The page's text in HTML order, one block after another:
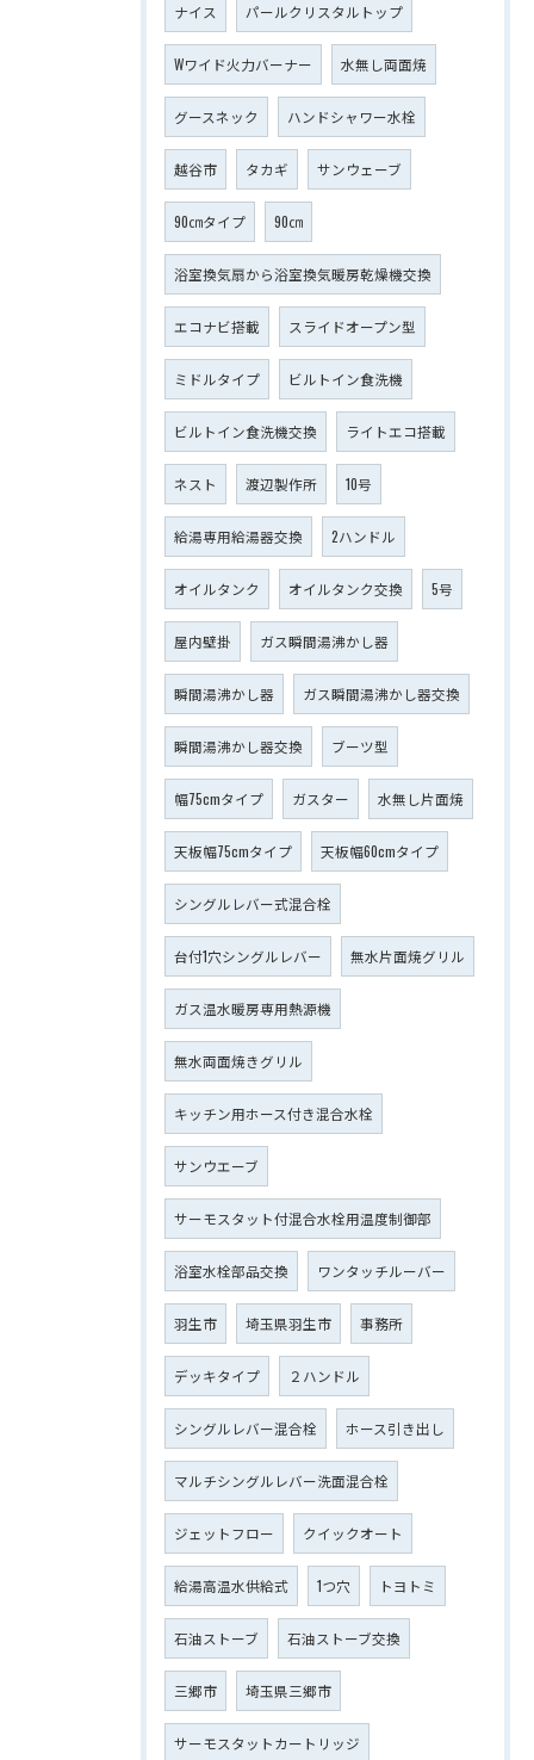
ナイス パールクリスタルトップ
Wワイド火力バーナー 水無し両面焼
グースネック ハンドシャワー水栓
越谷市 タカギ サンウェーブ
90㎝タイプ 90㎝
浴室換気扇から浴室換気暖房乾燥機交換
エコナビ搭載 スライドオープン型
ミドルタイプ ビルトイン食洗機
ビルトイン食洗機交換 ライトエコ搭載
ネスト 渡辺製作所 10号
給湯専用給湯器交換 2ハンドル
オイルタンク オイルタンク交換 5号
屋内壁掛 ガス瞬間湯沸かし器
瞬間湯沸かし器 ガス瞬間湯沸かし器交換
瞬間湯沸かし器交換 ブーツ型
幅75cmタイプ ガスター 水無し片面焼
天板幅75cmタイプ 天板幅60cmタイプ
シングルレバー式混合栓
台付1穴シングルレバー 無水片面焼グリル
ガス温水暖房専用熱源機
無水両面焼きグリル
キッチン用ホース付き混合水栓
サンウエーブ
サーモスタット付混合水栓用温度制御部
浴室水栓部品交換 ワンタッチルーバー
羽生市 埼玉県羽生市 事務所
デッキタイプ ２ハンドル
シングルレバー混合栓 ホース引き出し
マルチシングルレバー洗面混合栓
ジェットフロー クイックオート
給湯高温水供給式 1つ穴 トヨトミ
石油ストーブ 石油ストーブ交換
三郷市 埼玉県三郷市
サーモスタットカートリッジ